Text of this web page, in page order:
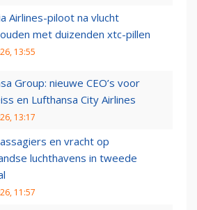
Airlines-piloot na vlucht
met duizenden xtc-pillen
13:55
Group: nieuwe CEO’s voor
en Lufthansa City Airlines
13:17
en vracht op
luchthavens in tweede
11:57